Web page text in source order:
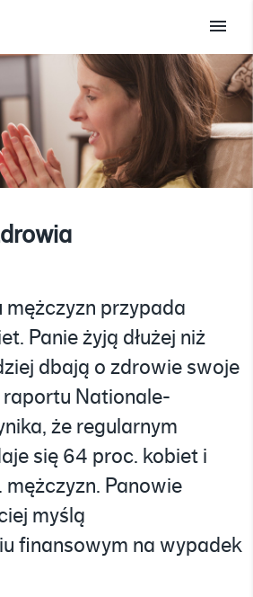
mężczyzn przypada
Panie żyją dłużej niż
dbają o zdrowie swoje
raportu Nationale-
że regularnym
się 64 proc. kobiet i
Panowie
myślą
finansowym na wypadek